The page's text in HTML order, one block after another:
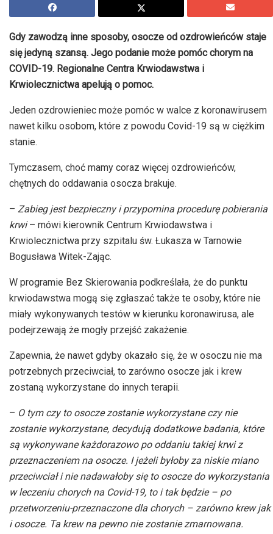
Gdy zawodzą inne sposoby, osocze od ozdrowieńców staje
się jedyną szansą. Jego podanie może pomóc chorym na
COVID-19. Regionalne Centra Krwiodawstwa i
Krwiolecznictwa apelują o pomoc.
Jeden ozdrowieniec może pomóc w walce z koronawirusem
nawet kilku osobom, które z powodu Covid-19 są w ciężkim
stanie.
Tymczasem, choć mamy coraz więcej ozdrowieńców,
chętnych do oddawania osocza brakuje.
– Zabieg jest bezpieczny i przypomina procedurę pobierania
krwi– mówi kierownik Centrum Krwiodawstwa i
Krwiolecznictwa przy szpitalu św. Łukasza w Tarnowie
Bogusława Witek-Zając.
W programie Bez Skierowania podkreślała, że do punktu
krwiodawstwa mogą się zgłaszać także te osoby, które nie
miały wykonywanych testów w kierunku koronawirusa, ale
podejrzewają że mogły przejść zakażenie.
Zapewnia, że nawet gdyby okazało się, że w osoczu nie ma
potrzebnych przeciwciał, to zarówno osocze jak i krew
zostaną wykorzystane do innych terapii.
– O tym czy to osocze zostanie wykorzystane czy nie
zostanie wykorzystane, decydują dodatkowe badania, które
są wykonywane każdorazowo po oddaniu takiej krwi z
przeznaczeniem na osocze. I jeżeli byłoby za niskie miano
przeciwciał i nie nadawałoby się to osocze do wykorzystania
w leczeniu chorych na Covid-19, to i tak będzie – po
przetworzeniu-przeznaczone dla chorych – zarówno krew jak
i osocze. Ta krew na pewno nie zostanie zmarnowana.